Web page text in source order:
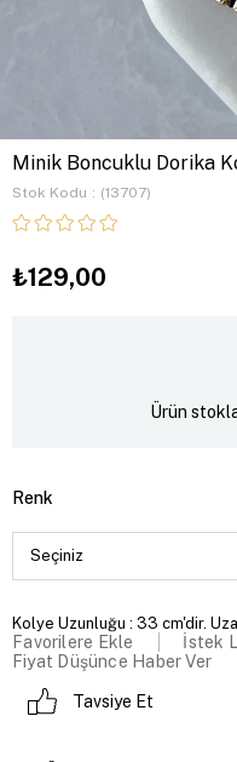
Minik Boncuklu Dorika
Stok Kodu (13707)
₺129,00
Ürün
Renk
Kolye Uzunluğu : 33 cm'dir.
Favorilere Ekle
İstek
Fiyat Düşünce Haber Ver
Tavsiye Et